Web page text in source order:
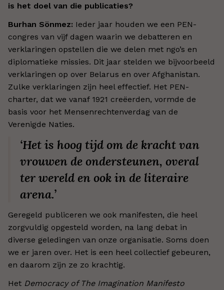
is het doel van die publicaties?
Burhan Sönmez: Ieder jaar houden we een PEN-
congres van vijf dagen waarin we debatteren en
verklaringen opstellen die we delen met ngo’s en
diplomatieke missies. Dit jaar stelden we bijvoorbeeld
verklaringen op over Belarus en over Afghanistan.
Zulke verklaringen zijn heel effectief. Het PEN-
charter, dat we vanaf 1921 creëerden, vormde de
basis voor het Mensenrechtenverdag van de
Verenigde Naties.
‘Het is hoog tijd om de kracht van
vrouwen de ondersteunen, overal
ter wereld en ook in de literaire
arena.’
Geregeld publiceren we ook manifesten, die heel
zorgvuldig opgesteld worden, na lang debat in
diverse geledingen van onze organisatie. Soms doen
we er jaren over. Het is een heel collectief gebeuren,
en daarom zijn ze zo krachtig.
Het Democracy of The Imagination Manifesto